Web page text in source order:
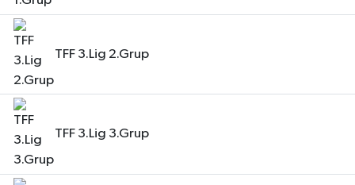
TFF 3.Lig 2.Grup
TFF 3.Lig 3.Grup